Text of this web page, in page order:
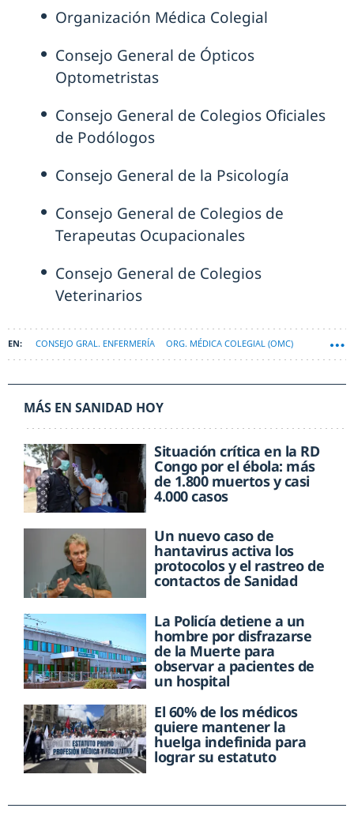
Organización Médica Colegial
Consejo General de Ópticos
Optometristas
Consejo General de Colegios Oficiales
de Podólogos
Consejo General de la Psicología
Consejo General de Colegios de
Terapeutas Ocupacionales
Consejo General de Colegios
Veterinarios
CONSEJO GRAL. ENFERMERÍA ORG. MÉDICA COLEGIAL (OMC)
MÁS EN SANIDAD HOY
Situación crítica en la RD
Congo por el ébola: más
de 1.800 muertos y casi
4.000 casos
Un nuevo caso de
hantavirus activa los
protocolos y el rastreo de
contactos de Sanidad
La Policía detiene a un
hombre por disfrazarse
de la Muerte para
observar a pacientes de
un hospital
El 60% de los médicos
quiere mantener la
huelga indefinida para
lograr su estatuto